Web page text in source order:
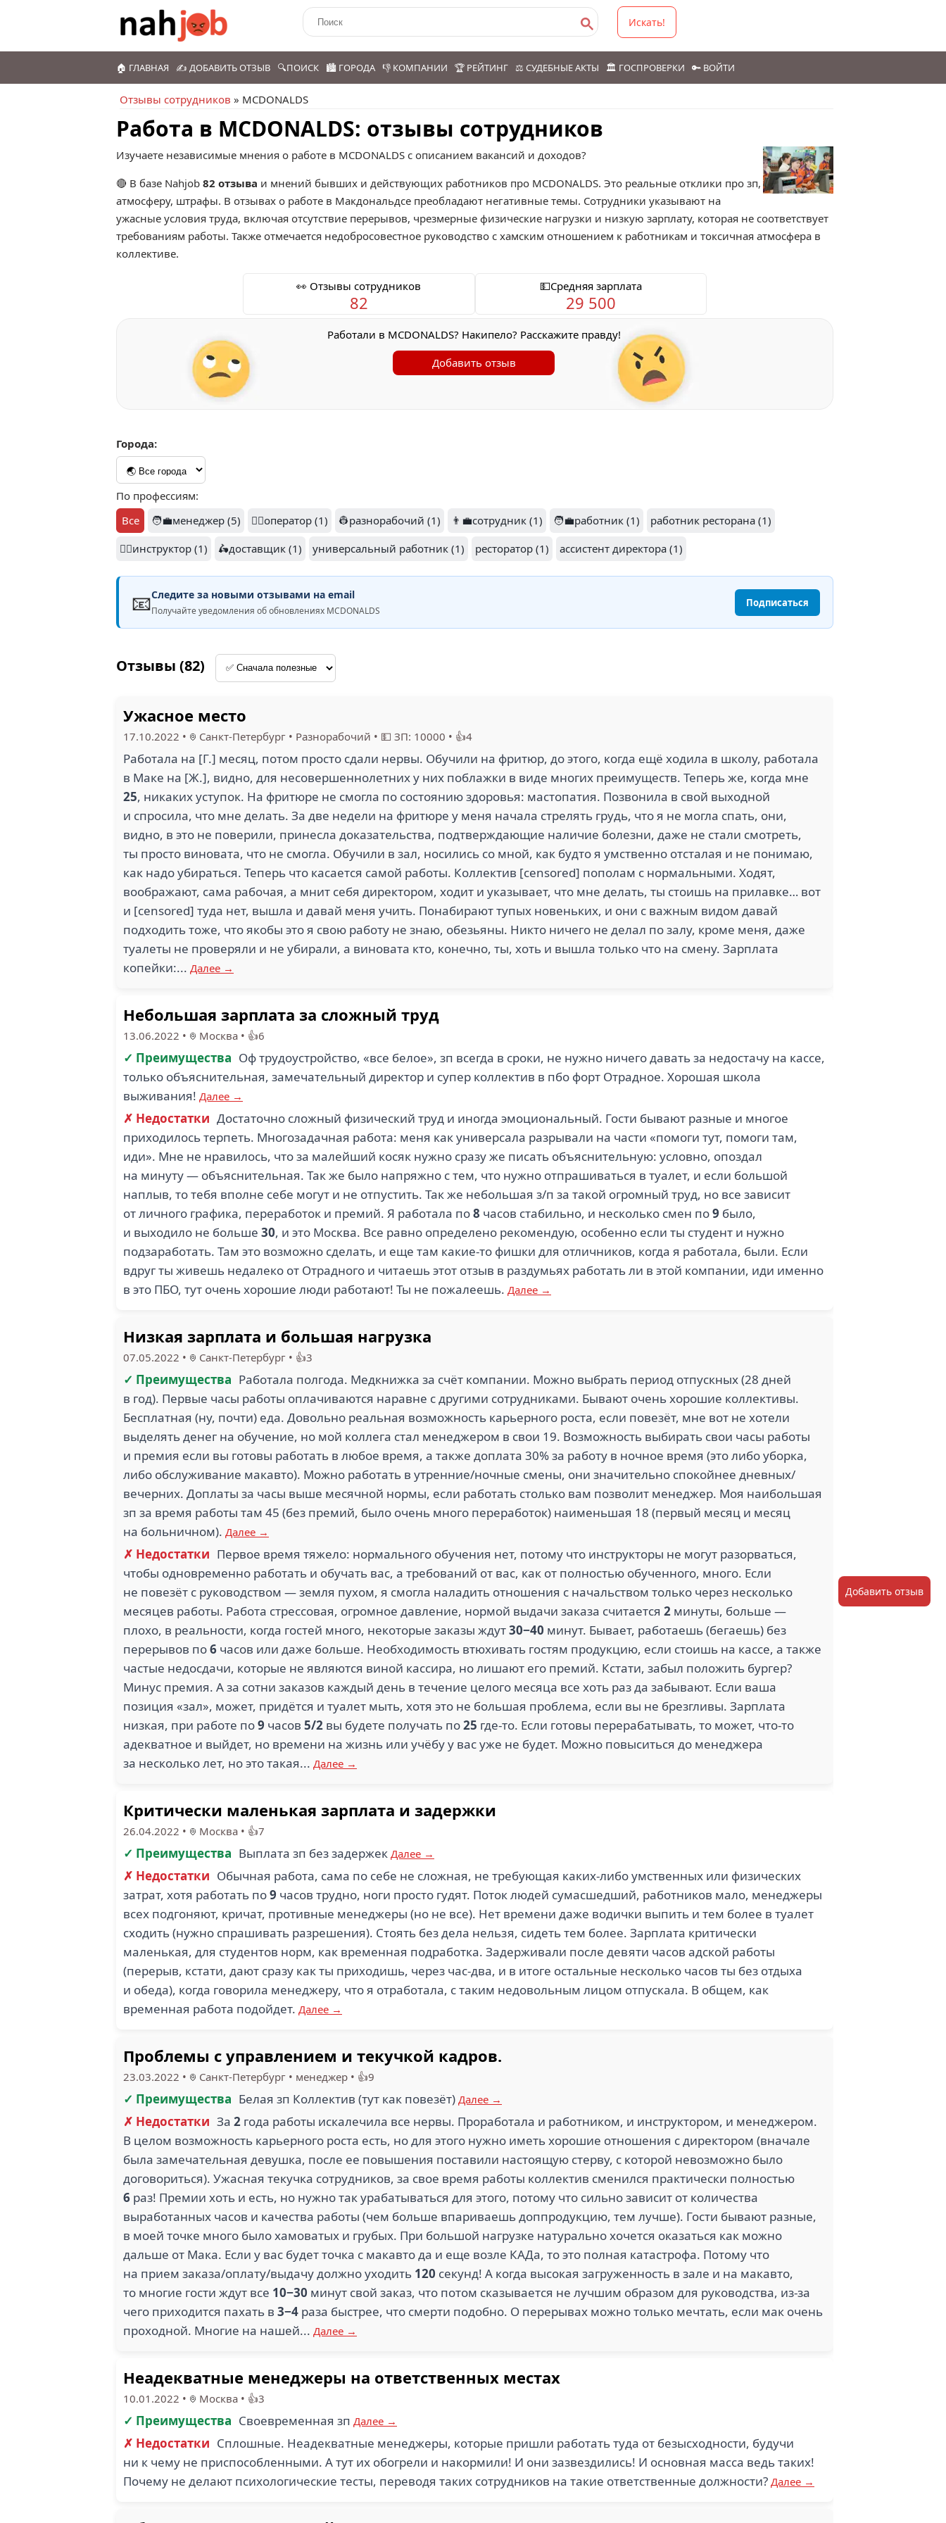
Искать!
🏠 ГЛАВНАЯ ✍️ ДОБАВИТЬ ОТЗЫВ 🔍ПОИСК 🏙️ ГОРОДА 👎 КОМПАНИИ 🏆 РЕЙТИНГ ⚖️ СУДЕБНЫЕ АКТЫ 🏛️ ГОСПРОВЕРКИ 🔑 ВОЙТИ
Отзывы сотрудников » MCDONALDS
Работа в MCDONALDS: отзывы сотрудников
Изучаете независимые мнения о работе в MCDONALDS с описанием вакансий и доходов?
🔴 В базе Nahjob 82 отзыва и мнений бывших и действующих работников про MCDONALDS. Это реальные отклики про зп,
атмосферу, штрафы. В отзывах о работе в Макдональдсе преобладают негативные темы. Сотрудники указывают на
ужасные условия труда, включая отсутствие перерывов, чрезмерные физические нагрузки и низкую зарплату, которая не соответствует
требованиям работы. Также отмечается недобросовестное руководство с хамским отношением к работникам и токсичная атмосфера в
коллективе.
👀 Отзывы сотрудников
82
💵Средняя зарплата
29 500
Работали в MCDONALDS? Накипело? Расскажите правду!
Добавить отзыв
Города:
По профессиям:
Все
🧑‍💼менеджер (5) 👷‍♂️оператор (1) 👷разнорабочий (1) 👨‍💼сотрудник (1) 🧑‍💼работник (1)
работник ресторана (1)
🏋️‍♂️инструктор (1)
🛵доставщик (1) универсальный работник (1) ресторатор (1) ассистент директора (1)
📧Следите за новыми отзывами на email
Получайте уведомления об обновлениях MCDONALDS
Подписаться
Отзывы (82)
Ужасное место
17.10.2022 • Санкт-Петербург • Разнорабочий • 💵 ЗП: 10000 • 👍4
Работала на [Г.] месяц, потом просто сдали нервы. Обучили на фритюр, до этого, когда ещё ходила в школу, работала
в Маке на [Ж.], видно, для несовершеннолетних у них поблажки в виде многих преимуществ. Теперь же, когда мне
25, никаких уступок. На фритюре не смогла по состоянию здоровья: мастопатия. Позвонила в свой выходной
и спросила, что мне делать. За две недели на фритюре у меня начала стрелять грудь, что я не могла спать, они,
видно, в это не поверили, принесла доказательства, подтверждающие наличие болезни, даже не стали смотреть,
ты просто виновата, что не смогла. Обучили в зал, носились со мной, как будто я умственно отсталая и не понимаю,
как надо убираться. Теперь что касается самой работы. Коллектив [censored] пополам с нормальными. Ходят,
воображают, сама рабочая, а мнит себя директором, ходит и указывает, что мне делать, ты стоишь на прилавке… вот
и [censored] туда нет, вышла и давай меня учить. Понабирают тупых новеньких, и они с важным видом давай
подходить тоже, что якобы это я свою работу не знаю, обезьяны. Никто ничего не делал по залу, кроме меня, даже
туалеты не проверяли и не убирали, а виновата кто, конечно, ты, хоть и вышла только что на смену. Зарплата
копейки:... Далее →
Небольшая зарплата за сложный труд
13.06.2022 • Москва • 👍6
✓ Преимущества Оф трудоустройство, «все белое», зп всегда в сроки, не нужно ничего давать за недостачу на кассе,
только объяснительная, замечательный директор и супер коллектив в пбо форт Отрадное. Хорошая школа
выживания! Далее →
✗ Недостатки Достаточно сложный физический труд и иногда эмоциональный. Гости бывают разные и многое
приходилось терпеть. Многозадачная работа: меня как универсала разрывали на части «помоги тут, помоги там,
иди». Мне не нравилось, что за малейший косяк нужно сразу же писать объяснительную: условно, опоздал
на минуту — объяснительная. Так же было напряжно с тем, что нужно отпрашиваться в туалет, и если большой
наплыв, то тебя вполне себе могут и не отпустить. Так же небольшая з/п за такой огромный труд, но все зависит
от личного графика, переработок и премий. Я работала по8 часов стабильно, и несколько смен по9 было,
и выходило не больше 30, и это Москва. Все равно определено рекомендую, особенно если ты студент и нужно
подзаработать. Там это возможно сделать, и еще там какие-то фишки для отличников, когда я работала, были. Если
вдруг ты живешь недалеко от Отрадного и читаешь этот отзыв в раздумьях работать ли в этой компании, иди именно
в это ПБО, тут очень хорошие люди работают! Ты не пожалеешь. Далее →
Низкая зарплата и большая нагрузка
07.05.2022 • Санкт-Петербург • 👍3
✓ Преимущества Работала полгода. Медкнижка за счёт компании. Можно выбрать период отпускных (28 дней
в год). Первые часы работы оплачиваются наравне с другими сотрудниками. Бывают очень хорошие коллективы.
Бесплатная (ну, почти) еда. Довольно реальная возможность карьерного роста, если повезёт, мне вот не хотели
выделять денег на обучение, но мой коллега стал менеджером в свои 19. Возможность выбирать свои часы работы
и премия если вы готовы работать в любое время, а также доплата 30% за работу в ночное время (это либо уборка,
либо обслуживание макавто). Можно работать в утренние/ночные смены, они значительно спокойнее дневных/
вечерних. Доплаты за часы выше месячной нормы, если работать столько вам позволит менеджер. Моя наибольшая
зп за время работы там 45 (без премий, было очень много переработок) наименьшая 18 (первый месяц и месяц
на больничном). Далее →
✗ Недостатки Первое время тяжело: нормального обучения нет, потому что инструкторы не могут разорваться,
чтобы одновременно работать и обучать вас, а требований от вас, как от полностью обученного, много. Если
не повезёт с руководством — земля пухом, я смогла наладить отношения с начальством только через несколько
месяцев работы. Работа стрессовая, огромное давление, нормой выдачи заказа считается 2 минуты, больше —
плохо, в реальности, когда гостей много, некоторые заказы ждут30−40 минут. Бывает, работаешь (бегаешь) без
перерывов по6 часов или даже больше. Необходимость втюхивать гостям продукцию, если стоишь на кассе, а также
частые недосдачи, которые не являются виной кассира, но лишают его премий. Кстати, забыл положить бургер?
Минус премия. А за сотни заказов каждый день в течение целого месяца все хоть раз да забывают. Если ваша
позиция «зал», может, придётся и туалет мыть, хотя это не большая проблема, если вы не брезгливы. Зарплата
низкая, при работе по9 часов 5/2 вы будете получать по25 где-то. Если готовы перерабатывать, то может, что-то
адекватное и выйдет, но времени на жизнь или учёбу у вас уже не будет. Можно повыситься до менеджера
за несколько лет, но это такая... Далее →
Критически маленькая зарплата и задержки
26.04.2022 • Москва • 👍7
✓ Преимущества Выплата зп без задержек Далее →
✗ Недостатки Обычная работа, сама по себе не сложная, не требующая каких-либо умственных или физических
затрат, хотя работать по9 часов трудно, ноги просто гудят. Поток людей сумасшедший, работников мало, менеджеры
всех подгоняют, кричат, противные менеджеры (но не все). Нет времени даже водички выпить и тем более в туалет
сходить (нужно спрашивать разрешения). Стоять без дела нельзя, сидеть тем более. Зарплата критически
маленькая, для студентов норм, как временная подработка. Задерживали после девяти часов адской работы
(перерыв, кстати, дают сразу как ты приходишь, через час-два, и в итоге остальные несколько часов ты без отдыха
и обеда), когда говорила менеджеру, что я отработала, с таким недовольным лицом отпускала. В общем, как
временная работа подойдет. Далее →
Проблемы с управлением и текучкой кадров.
23.03.2022 • Санкт-Петербург • менеджер • 👍9
✓ Преимущества Белая зп Коллектив (тут как повезёт) Далее →
✗ Недостатки За 2 года работы искалечила все нервы. Проработала и работником, и инструктором, и менеджером.
В целом возможность карьерного роста есть, но для этого нужно иметь хорошие отношения с директором (вначале
была замечательная девушка, после ее повышения поставили настоящую стерву, с которой невозможно было
договориться). Ужасная текучка сотрудников, за свое время работы коллектив сменился практически полностью
6 раз! Премии хоть и есть, но нужно так урабатываться для этого, потому что сильно зависит от количества
выработанных часов и качества работы (чем больше впариваешь доппродукцию, тем лучше). Гости бывают разные,
в моей точке много было хамоватых и грубых. При большой нагрузке натурально хочется оказаться как можно
дальше от Мака. Если у вас будет точка с макавто да и еще возле КАДа, то это полная катастрофа. Потому что
на прием заказа/оплату/выдачу должно уходить 120 секунд! А когда высокая загруженность в зале и на макавто,
то многие гости ждут все 10−30 минут свой заказ, что потом сказывается не лучшим образом для руководства, из-за
чего приходится пахать в 3−4 раза быстрее, что смерти подобно. О перерывах можно только мечтать, если мак очень
проходной. Многие на нашей... Далее →
Неадекватные менеджеры на ответственных местах
10.01.2022 • Москва • 👍3
✓ Преимущества Своевременная зп Далее →
✗ Недостатки Сплошные. Неадекватные менеджеры, которые пришли работать туда от безысходности, будучи
ни к чему не приспособленными. А тут их обогрели и накормили! И они зазвездились! И основная масса ведь таких!
Почему не делают психологические тесты, переводя таких сотрудников на такие ответственные должности? Далее →
Добавить отзыв